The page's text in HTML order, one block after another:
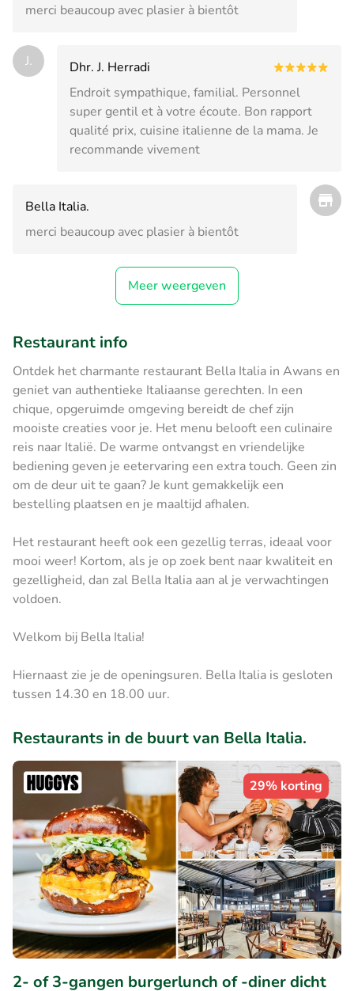
merci beaucoup avec plasier à bientôt
J.
Dhr. J. Herradi
Endroit sympathique, familial. Personnel
super gentil et à votre écoute. Bon rapport
qualité prix, cuisine italienne de la mama. Je
recommande vivement
Bella Italia.
merci beaucoup avec plasier à bientôt
Meer weergeven
Restaurant info
Ontdek het charmante restaurant Bella Italia in Awans en
geniet van authentieke Italiaanse gerechten. In een
chique, opgeruimde omgeving bereidt de chef zijn
mooiste creaties voor je. Het menu belooft een culinaire
reis naar Italië. De warme ontvangst en vriendelijke
bediening geven je eetervaring een extra touch. Geen zin
om de deur uit te gaan? Je kunt gemakkelijk een
bestelling plaatsen en je maaltijd afhalen.
Het restaurant heeft ook een gezellig terras, ideaal voor
mooi weer! Kortom, als je op zoek bent naar kwaliteit en
gezelligheid, dan zal Bella Italia aan al je verwachtingen
voldoen.
Welkom bij Bella Italia!
Hiernaast zie je de openingsuren. Bella Italia is gesloten
tussen 14.30 en 18.00 uur.
Restaurants in de buurt van Bella Italia.
29% korting
2- of 3-gangen burgerlunch of -diner dicht